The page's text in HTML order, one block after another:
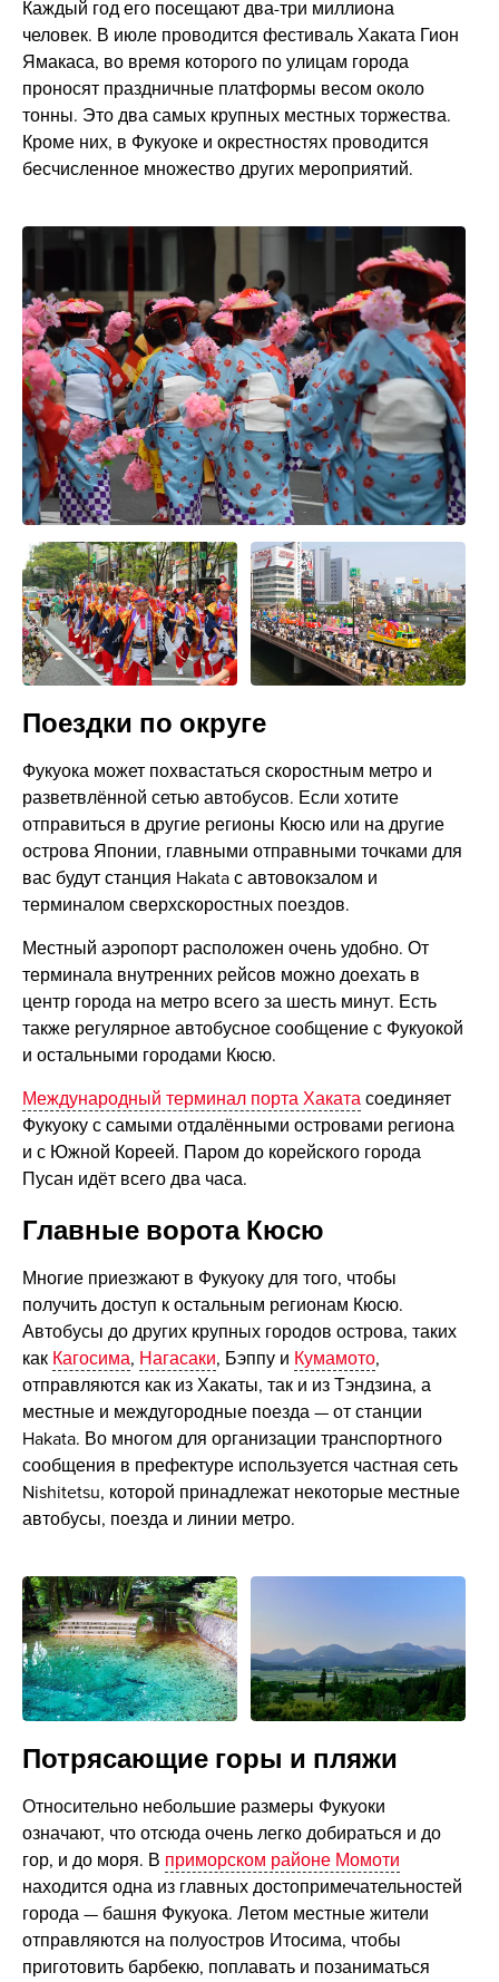
Каждый год его посещают два-три миллиона
человек. В июле проводится фестиваль Хаката Гион
Ямакаса, во время которого по улицам города
проносят праздничные платформы весом около
тонны. Это два самых крупных местных торжества.
Кроме них, в Фукуоке и окрестностях проводится
бесчисленное множество других мероприятий.
Поездки по округе
Фукуока может похвастаться скоростным метро и
разветвлённой сетью автобусов. Если хотите
отправиться в другие регионы Кюсю или на другие
острова Японии, главными отправными точками для
вас будут станция Hakata с автовокзалом и
терминалом сверхскоростных поездов.
Местный аэропорт расположен очень удобно. От
терминала внутренних рейсов можно доехать в
центр города на метро всего за шесть минут. Есть
также регулярное автобусное сообщение с Фукуокой
и остальными городами Кюсю.
Международный терминал порта Хакатасоединяет
Фукуоку с самыми отдалёнными островами региона
и с Южной Кореей. Паром до корейского города
Пусан идёт всего два часа.
Главные ворота Кюсю
Многие приезжают в Фукуоку для того, чтобы
получить доступ к остальным регионам Кюсю.
Автобусы до других крупных городов острова, таких
как Кагосима, Нагасаки, Бэппу и Кумамото,
отправляются как из Хакаты, так и из Тэндзина, а
местные и междугородные поезда — от станции
Hakata. Во многом для организации транспортного
сообщения в префектуре используется частная сеть
Nishitetsu, которой принадлежат некоторые местные
автобусы, поезда и линии метро.
Потрясающие горы и пляжи
Относительно небольшие размеры Фукуоки
означают, что отсюда очень легко добираться и до
гор, и до моря. В приморском районе Момоти
находится одна из главных достопримечательностей
города — башня Фукуока. Летом местные жители
отправляются на полуостров Итосима, чтобы
приготовить барбекю, поплавать и позаниматься